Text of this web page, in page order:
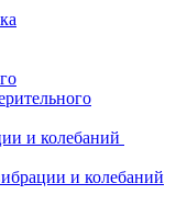
и колебаний
и колебаний